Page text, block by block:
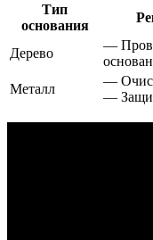
Тип
основания
Дерево
—
Металл
—
—